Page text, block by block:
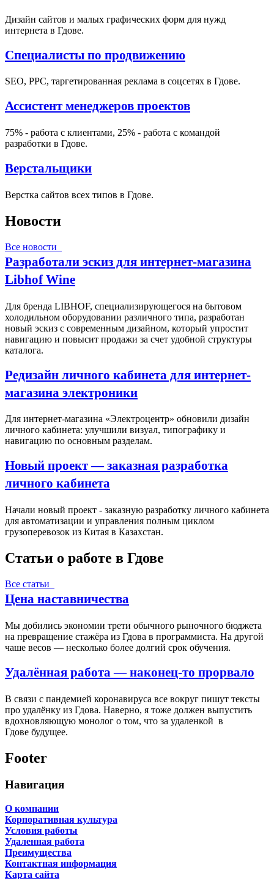
Дизайн сайтов и малых графических форм для нужд
интернета в Гдове.
Специалисты по продвижению
SEO, PPC, таргетированная реклама в соцсетях в Гдове.
Ассистент менеджеров проектов
75% - работа с клиентами, 25% - работа с командой
разработки в Гдове.
Верстальщики
Верстка сайтов всех типов в Гдове.
Новости
Все новости
Разработали эскиз для интернет-магазина
Libhof Wine
Для бренда LIBHOF, специализирующегося на бытовом
холодильном оборудовании различного типа, разработан
новый эскиз с современным дизайном, который упростит
навигацию и повысит продажи за счет удобной структуры
каталога.
Редизайн личного кабинета для интернет-
магазина электроники
Для интернет-магазина «Электроцентр» обновили дизайн
личного кабинета: улучшили визуал, типографику и
навигацию по основным разделам.
Новый проект — заказная разработка
личного кабинета
Начали новый проект - заказную разработку личного кабинета
для автоматизации и управления полным циклом
грузоперевозок из Китая в Казахстан.
Статьи о работе в Гдове
Все статьи
Цена наставничества
Мы добились экономии трети обычного рыночного бюджета
на превращение стажёра из Гдова в программиста. На другой
чаше весов — несколько более долгий срок обучения.
Удалённая работа — наконец-то прорвало
В связи с пандемией коронавируса все вокруг пишут тексты
про удалёнку из Гдова. Наверно, я тоже должен выпустить
вдохновляющую монолог о том, что за удаленкой в
Гдове будущее.
Footer
Навигация
О компании
Корпоративная культура
Условия работы
Удаленная работа
Преимущества
Контактная информация
Карта сайта